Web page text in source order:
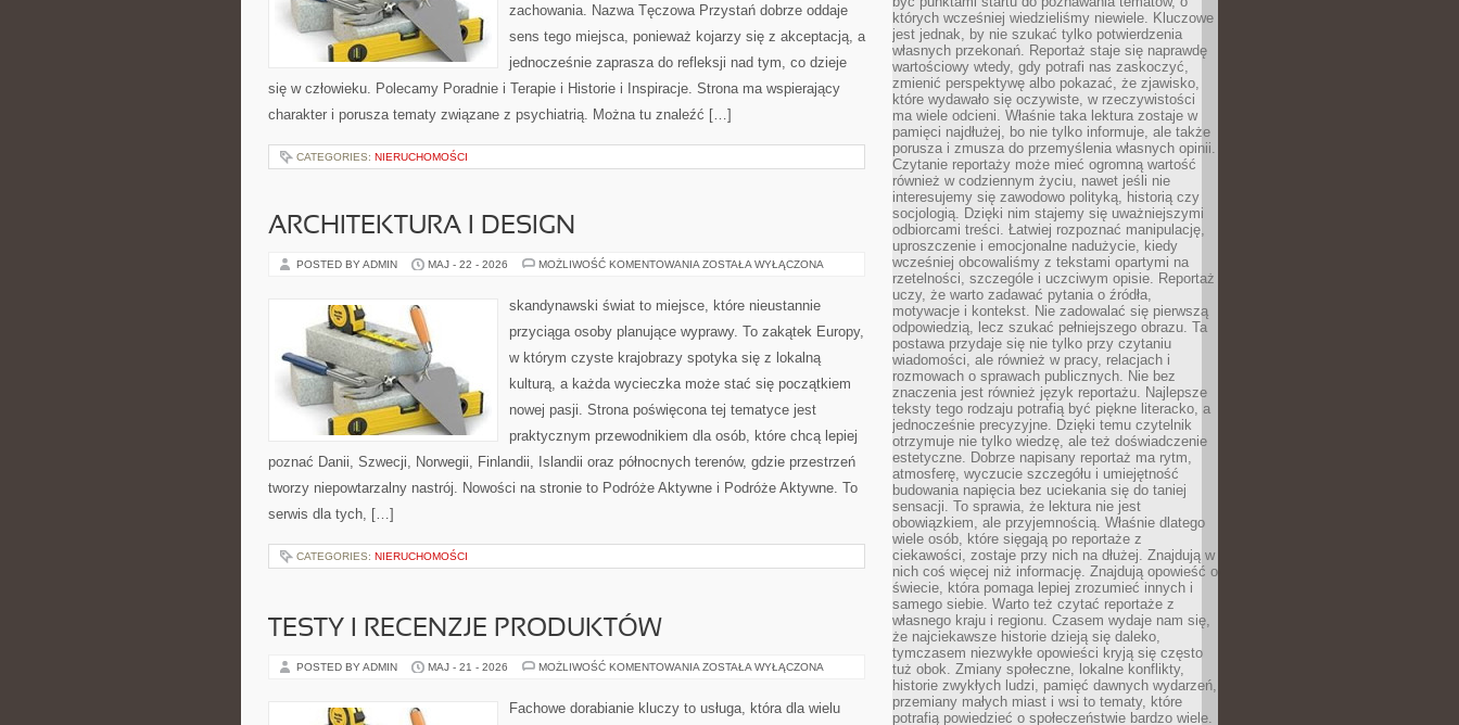
zachowania. Nazwa Tęczowa Przystań dobrze oddaje
sens tego miejsca, ponieważ kojarzy się z akceptacją, a
jednocześnie zaprasza do refleksji nad tym, co dzieje
się w człowieku. Polecamy Poradnie i Terapie i Historie i Inspiracje. Strona ma wspierający
charakter i porusza tematy związane z psychiatrią. Można tu znaleźć […]
CATEGORIES: NIERUCHOMOŚCI
ARCHITEKTURA I DESIGN
POSTED BY ADMIN MAJ - 22 - 2026 MOŻLIWOŚĆ KOMENTOWANIA ARCHITEKTURA
ZOSTAŁA WYŁĄCZONA
skandynawski świat to miejsce, które nieustannie
przyciąga osoby planujące wyprawy. To zakątek Europy,
w którym czyste krajobrazy spotyka się z lokalną
kulturą, a każda wycieczka może stać się początkiem
nowej pasji. Strona poświęcona tej tematyce jest
praktycznym przewodnikiem dla osób, które chcą lepiej
poznać Danii, Szwecji, Norwegii, Finlandii, Islandii oraz północnych terenów, gdzie przestrzeń
tworzy niepowtarzalny nastrój. Nowości na stronie to Podróże Aktywne i Podróże Aktywne. To
serwis dla tych, […]
CATEGORIES: NIERUCHOMOŚCI
TESTY I RECENZJE PRODUKTÓW
POSTED BY ADMIN MAJ - 21 - 2026 MOŻLIWOŚĆ KOMENTOWANIA TESTY
PRODUKTÓW
ZOSTAŁA WYŁĄCZONA
Fachowe dorabianie kluczy to usługa, która dla wielu
których wcześniej wiedzieliśmy niewiele. Kluczowe
jest jednak, by nie szukać tylko potwierdzenia
własnych przekonań. Reportaż staje się naprawdę
wartościowy wtedy, gdy potrafi nas zaskoczyć,
zmienić perspektywę albo pokazać, że zjawisko,
które wydawało się oczywiste, w rzeczywistości
ma wiele odcieni. Właśnie taka lektura zostaje w
pamięci najdłużej, bo nie tylko informuje, ale także
porusza i zmusza do przemyślenia własnych opinii.
Czytanie reportaży może mieć ogromną wartość
również w codziennym życiu, nawet jeśli nie
interesujemy się zawodowo polityką, historią czy
socjologią. Dzięki nim stajemy się uważniejszymi
odbiorcami treści. Łatwiej rozpoznać manipulację,
uproszczenie i emocjonalne nadużycie, kiedy
wcześniej obcowaliśmy z tekstami opartymi na
rzetelności, szczególe i uczciwym opisie. Reportaż
uczy, że warto zadawać pytania o źródła,
motywacje i kontekst. Nie zadowalać się pierwszą
odpowiedzią, lecz szukać pełniejszego obrazu. Ta
postawa przydaje się nie tylko przy czytaniu
wiadomości, ale również w pracy, relacjach i
rozmowach o sprawach publicznych. Nie bez
znaczenia jest również język reportażu. Najlepsze
teksty tego rodzaju potrafią być piękne literacko, a
jednocześnie precyzyjne. Dzięki temu czytelnik
otrzymuje nie tylko wiedzę, ale też doświadczenie
estetyczne. Dobrze napisany reportaż ma rytm,
atmosferę, wyczucie szczegółu i umiejętność
budowania napięcia bez uciekania się do taniej
sensacji. To sprawia, że lektura nie jest
obowiązkiem, ale przyjemnością. Właśnie dlatego
wiele osób, które sięgają po reportaże z
ciekawości, zostaje przy nich na dłużej. Znajdują w
nich coś więcej niż informację. Znajdują opowieść o
świecie, która pomaga lepiej zrozumieć innych i
samego siebie. Warto też czytać reportaże z
własnego kraju i regionu. Czasem wydaje nam się,
że najciekawsze historie dzieją się daleko,
tymczasem niezwykłe opowieści kryją się często
tuż obok. Zmiany społeczne, lokalne konflikty,
historie zwykłych ludzi, pamięć dawnych wydarzeń,
przemiany małych miast i wsi to tematy, które
potrafią powiedzieć o społeczeństwie bardzo wiele.